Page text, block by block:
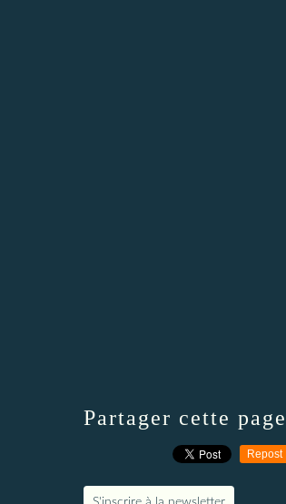
Partager cette page
Repost